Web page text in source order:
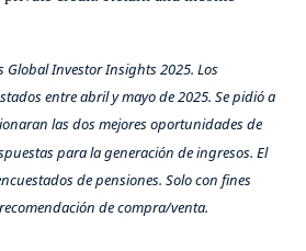
Global Investor Insights 2025. Los
entre abril y mayo de 2025. Se pidió a
las dos mejores oportunidades de
para la generación de ingresos. El
de pensiones. Solo con fines
de compra/venta.